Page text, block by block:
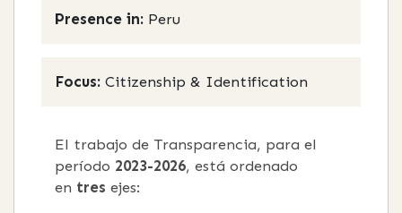
Presence in: Peru
Focus: Citizenship & Identification
El trabajo de Transparencia, para el
período 2023-2026, está ordenado
en tres ejes: